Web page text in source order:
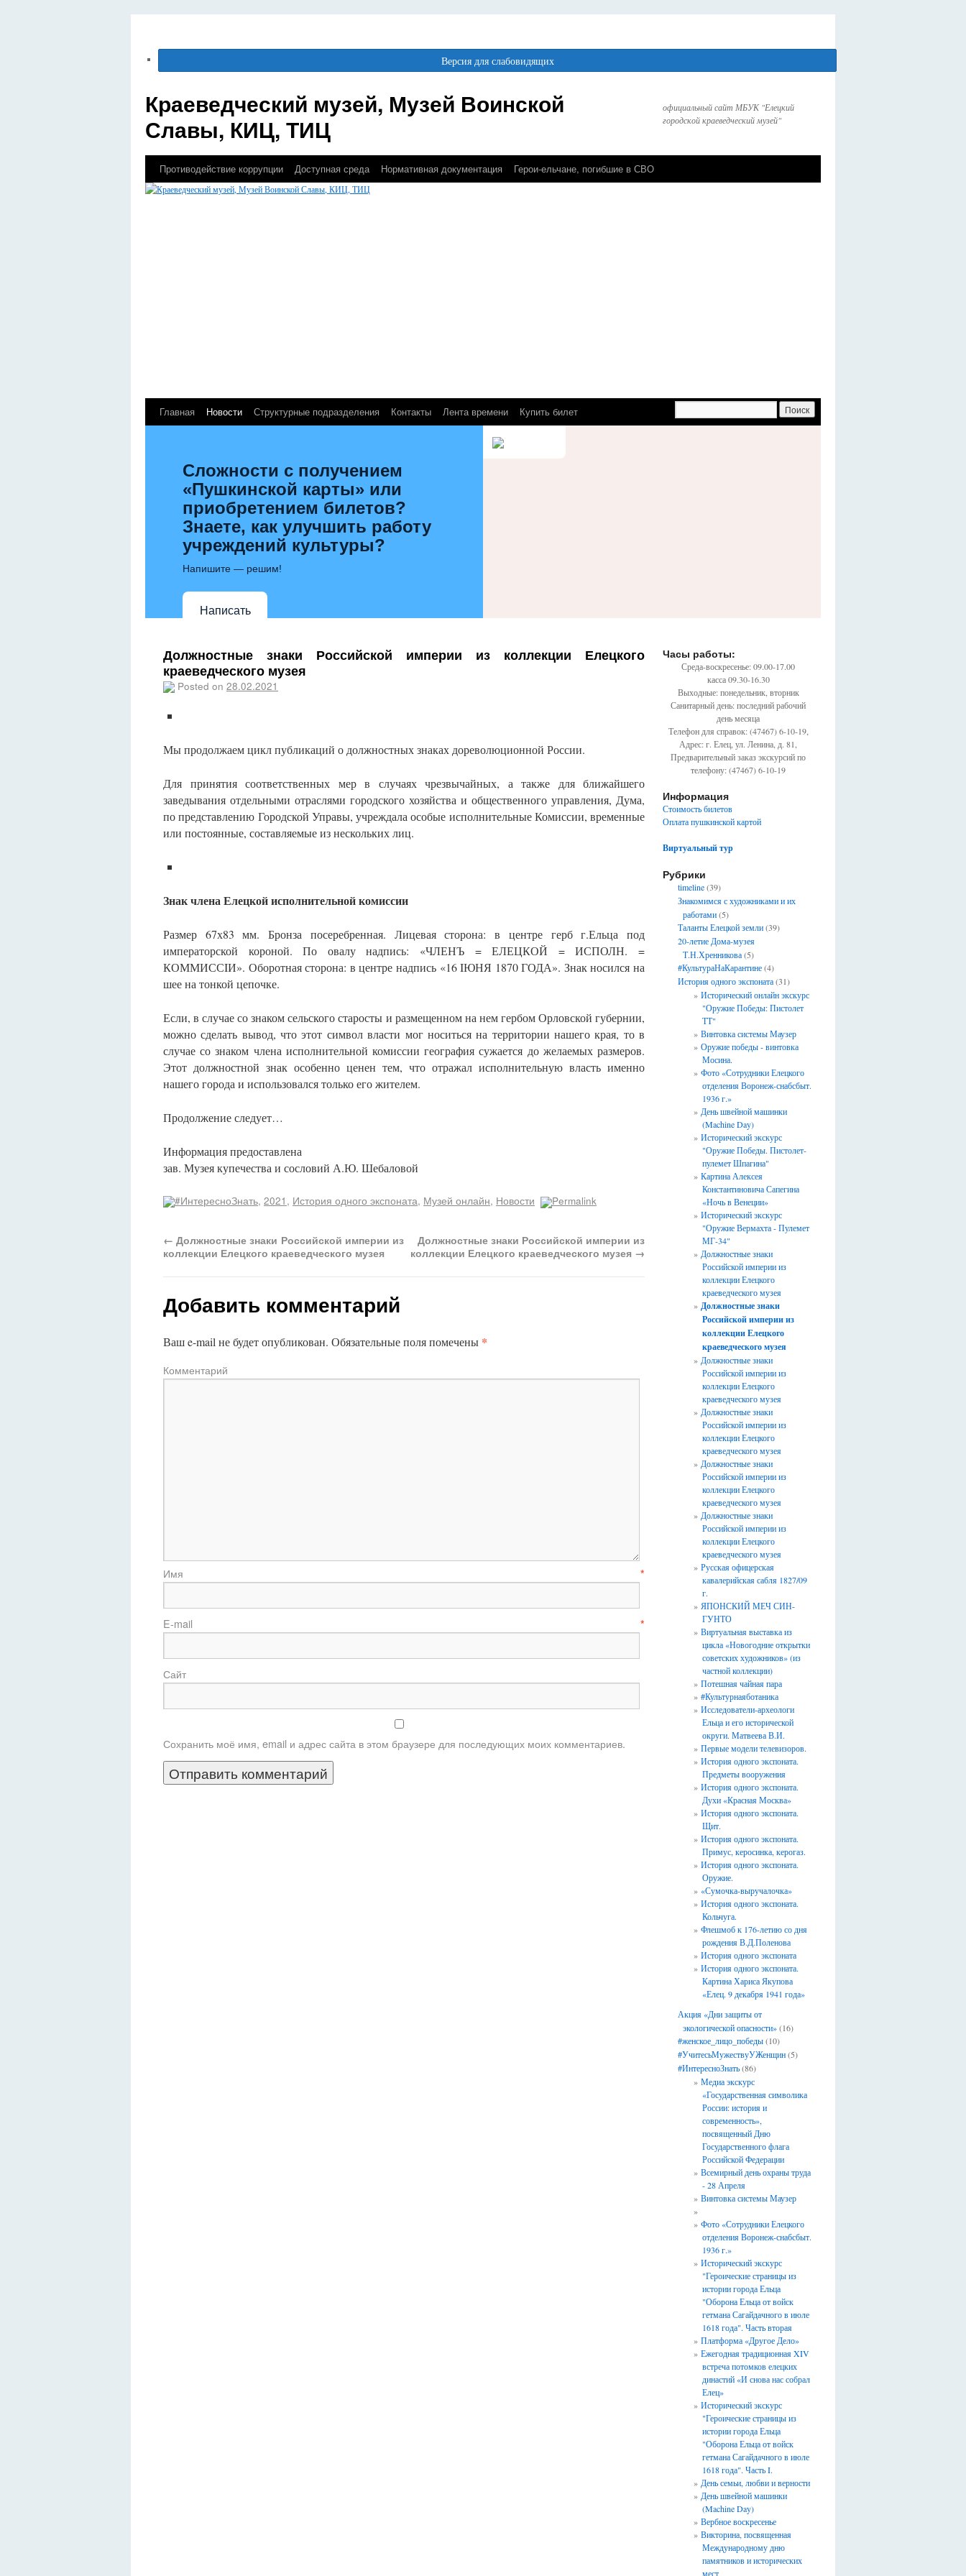
Версия для слабовидящих
Краеведческий музей, Музей Воинской
Славы, КИЦ, ТИЦ
официальный сайт МБУК "Елецкий
городской краеведческий музей"
Противодействие коррупции Доступная среда Нормативная документация Герои-ельчане, погибшие в СВО
Главная Новости Структурные подразделения Контакты Лента времени Купить билет
Сложности с получением
«Пушкинской карты» или
приобретением билетов?
Знаете, как улучшить работу
учреждений культуры?
Напишите — решим!
Написать
Должностные знаки Российской империи из коллекции Елецкого
краеведческого музея
Posted on 28.02.2021
Мы продолжаем цикл публикаций о должностных знаках дореволюционной России.
Для принятия соответственных мер в случаях чрезвычайных, а также для ближайшего
заведывания отдельными отраслями городского хозяйства и общественного управления, Дума,
по представлению Городской Управы, учреждала особые исполнительные Комиссии, временные
или постоянные, составляемые из нескольких лиц.
Знак члена Елецкой исполнительной комиссии
Размер 67х83 мм. Бронза посеребренная. Лицевая сторона: в центре герб г.Ельца под
императорской короной. По овалу надпись: «ЧЛЕНЪ = ЕЛЕЦКОЙ = ИСПОЛН. =
КОММИССIИ». Оборотная сторона: в центре надпись «16 IЮНЯ 1870 ГОДА». Знак носился на
шее на тонкой цепочке.
Если, в случае со знаком сельского старосты и размещенном на нем гербом Орловской губернии,
можно сделать вывод, что этот символ власти мог носиться на территории нашего края, то в
случае со знаком члена исполнительной комиссии география сужается до желаемых размеров.
Этот должностной знак особенно ценен тем, что отражал исполнительную власть именно
нашего города и использовался только его жителем.
Продолжение следует…
Информация предоставлена
зав. Музея купечества и сословий А.Ю. Шебаловой
#ИнтересноЗнать, 2021 , История одного экспоната, Музей онлайн, Новости Permalink
← Должностные знаки Российской империи из
коллекции Елецкого краеведческого музея
Должностные знаки Российской империи из
коллекции Елецкого краеведческого музея →
Добавить комментарий
Ваш e-mail не будет опубликован. Обязательные поля помечены *
Комментарий
Имя *
E-mail *
Сайт
Сохранить моё имя, email и адрес сайта в этом браузере для последующих моих комментариев.
Часы работы:
Среда-воскресенье: 09.00-17.00
касса 09.30-16.30
Выходные: понедельник, вторник
Санитарный день: последний рабочий
день месяца
Телефон для справок: (47467) 6-10-19,
Адрес: г. Елец, ул. Ленина, д. 81,
Предварительный заказ экскурсий по
телефону: (47467) 6-10-19
Информация
Стоимость билетов
Оплата пушкинской картой
Виртуальный тур
Рубрики
timeline(39)
Знакомимся с художниками и их
работами(5)
Таланты Елецкой земли(39)
20-летие Дома-музея
Т.Н.Хренникова(5)
#КультураНаКарантине(4)
История одного экспоната(31)
Исторический онлайн экскурс
"Оружие Победы: Пистолет
ТТ"
Винтовка системы Маузер
Оружие победы - винтовка
Мосина.
Фото «Сотрудники Елецкого
отделения Воронеж-снабсбыт.
1936 г.»
День швейной машинки
(Machine Day)
Исторический экскурс
"Оружие Победы. Пистолет-
пулемет Шпагина"
Картина Алексея
Константиновича Сапегина
«Ночь в Венеции»
Исторический экскурс
"Оружие Вермахта - Пулемет
МГ-34"
Должностные знаки
Российской империи из
коллекции Елецкого
краеведческого музея
Должностные знаки
Российской империи из
коллекции Елецкого
краеведческого музея
Должностные знаки
Российской империи из
коллекции Елецкого
краеведческого музея
Должностные знаки
Российской империи из
коллекции Елецкого
краеведческого музея
Должностные знаки
Российской империи из
коллекции Елецкого
краеведческого музея
Должностные знаки
Российской империи из
коллекции Елецкого
краеведческого музея
Русская офицерская
кавалерийская сабля 1827/09
г.
ЯПОНСКИЙ МЕЧ СИН-
ГУНТО
Виртуальная выставка из
цикла «Новогодние открытки
советских художников» (из
частной коллекции)
Потешная чайная пара
#Культурнаяботаника
Исследователи-археологи
Ельца и его исторической
округи. Матвеева В.И.
Первые модели телевизоров.
История одного экспоната.
Предметы вооружения
История одного экспоната.
Духи «Красная Москва»
История одного экспоната.
Щит.
История одного экспоната.
Примус, керосинка, керогаз.
История одного экспоната.
Оружие.
«Сумочка-выручалочка»
История одного экспоната.
Кольчуга.
Флешмоб к 176-летию со дня
рождения В.Д.Поленова
История одного экспоната
История одного экспоната.
Картина Хариса Якупова
«Елец. 9 декабря 1941 года»
Акция «Дни защиты от
экологической опасности»(16)
#женское_лицо_победы(10)
#УчитесьМужествуУЖенщин(5)
#ИнтересноЗнать(86)
Медиа экскурс
«Государственная символика
России: история и
современность»,
посвященный Дню
Государственного флага
Российской Федерации
Всемирный день охраны труда
- 28 Апреля
Винтовка системы Маузер
Фото «Сотрудники Елецкого
отделения Воронеж-снабсбыт.
1936 г.»
Исторический экскурс
"Героические страницы из
истории города Ельца
"Оборона Ельца от войск
гетмана Сагайдачного в июле
1618 года". Часть вторая
Платформа «Другое Дело»
Ежегодная традиционная XIV
встреча потомков елецких
династий «И снова нас собрал
Елец»
Исторический экскурс
"Героические страницы из
истории города Ельца
"Оборона Ельца от войск
гетмана Сагайдачного в июле
1618 года". Часть I.
День семьи, любви и верности
День швейной машинки
(Machine Day)
Вербное воскресенье
Викторина, посвященная
Международному дню
памятников и исторических
мест